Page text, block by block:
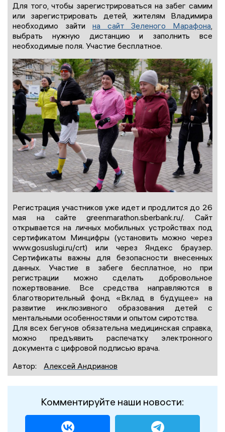
Для того, чтобы зарегистрироваться на забег самим
или зарегистрировать детей, жителям Владимира
необходимо зайти на сайт Зеленого Марафона,
выбрать нужную дистанцию и заполнить все
необходимые поля. Участие бесплатное.
Регистрация участников уже идет и продлится до 26
мая на сайте greenmarathon.sberbank.ru/. Сайт
открывается на личных мобильных устройствах под
сертификатом Минцифры (установить можно через
www.gosuslugi.ru/crt) или через Яндекс браузер.
Сертификаты важны для безопасности внесенных
данных. Участие в забеге бесплатное, но при
регистрации можно сделать добровольное
пожертвование. Все средства направляются в
благотворительный фонд «Вклад в будущее» на
развитие инклюзивного образования детей с
ментальными особенностями и опытом сиротства.
Для всех бегунов обязательна медицинская справка,
можно предъявить распечатку электронного
документа с цифровой подписью врача.
Автор:
Алексей Андрианов
Комментируйте наши новости: